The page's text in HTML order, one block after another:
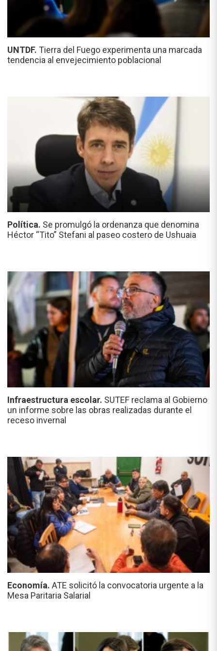
UNTDF. Tierra del Fuego experimenta una marcada
tendencia al envejecimiento poblacional
Política. Se promulgó la ordenanza que denomina
Héctor “Tito” Stefani al paseo costero de Ushuaia
Infraestructura escolar. SUTEF reclama al Gobierno
un informe sobre las obras realizadas durante el
receso invernal
Economía. ATE solicitó la convocatoria urgente a la
Mesa Paritaria Salarial